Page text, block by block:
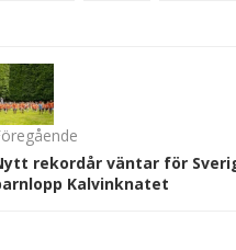
rekordår väntar för
Kalvinknatet